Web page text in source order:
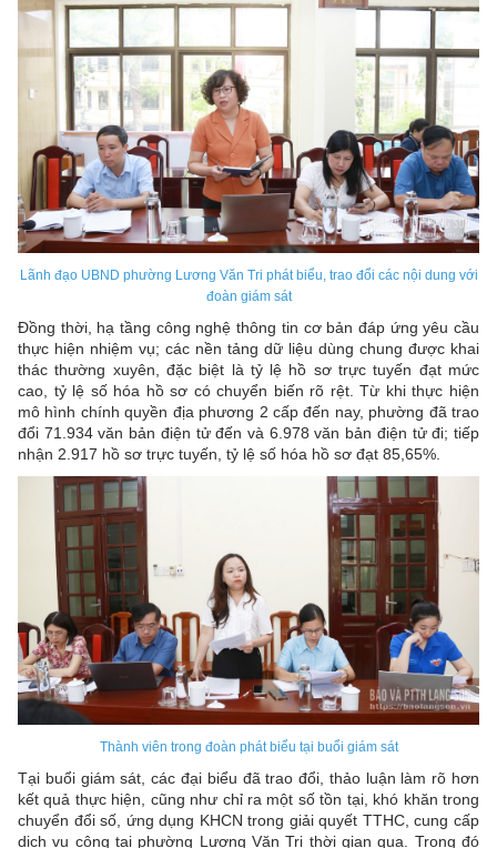
Lãnh đạo UBND phường Lương Văn Tri phát biểu, trao đổi các nội dung với
đoàn giám sát
Đồng thời, hạ tầng công nghệ thông tin cơ bản đáp ứng yêu cầu
thực hiện nhiệm vụ; các nền tảng dữ liệu dùng chung được khai
thác thường xuyên, đặc biệt là tỷ lệ hồ sơ trực tuyến đạt mức
cao, tỷ lệ số hóa hồ sơ có chuyển biến rõ rệt. Từ khi thực hiện
mô hình chính quyền địa phương 2 cấp đến nay, phường đã trao
đổi 71.934 văn bản điện tử đến và 6.978 văn bản điện tử đi; tiếp
nhận 2.917 hồ sơ trực tuyến, tỷ lệ số hóa hồ sơ đạt 85,65%.
Thành viên trong đoàn phát biểu tại buổi giám sát
Tại buổi giám sát, các đại biểu đã trao đổi, thảo luận làm rõ hơn
kết quả thực hiện, cũng như chỉ ra một số tồn tại, khó khăn trong
chuyển đổi số, ứng dụng KHCN trong giải quyết TTHC, cung cấp
dịch vụ công tại phường Lương Văn Tri thời gian qua. Trong đó